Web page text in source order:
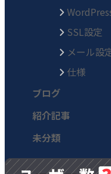
SSL設定
メール設
仕様
ブログ
紹介記事
未分類